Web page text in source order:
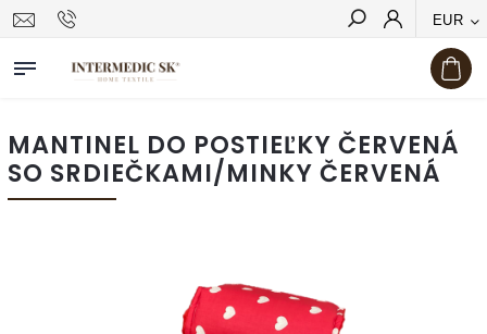
EUR
Hľadať
MANTINEL DO POSTIEĽKY ČERVENÁ
SO SRDIEČKAMI/MINKY ČERVENÁ